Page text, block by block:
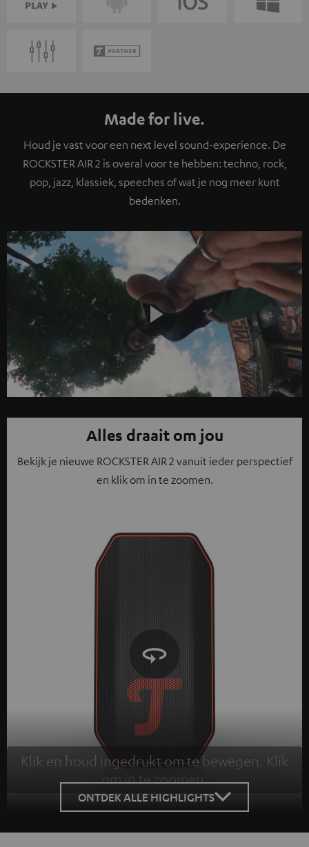
Made for live.
Houd je vast voor een next level sound-experience. De
ROCKSTER AIR 2 is overal voor te hebben: techno, rock,
pop, jazz, klassiek, speeches of wat je nog meer kunt
bedenken.
Play
Video
Alles draait om jou
Bekijk je nieuwe ROCKSTER AIR 2 vanuit ieder perspectief
en klik om in te zoomen.
Klik en houd ingedrukt om te bewegen. Klik
om in te zoomen.
Tap to zoom
ONTDEK ALLE HIGHLIGHTS